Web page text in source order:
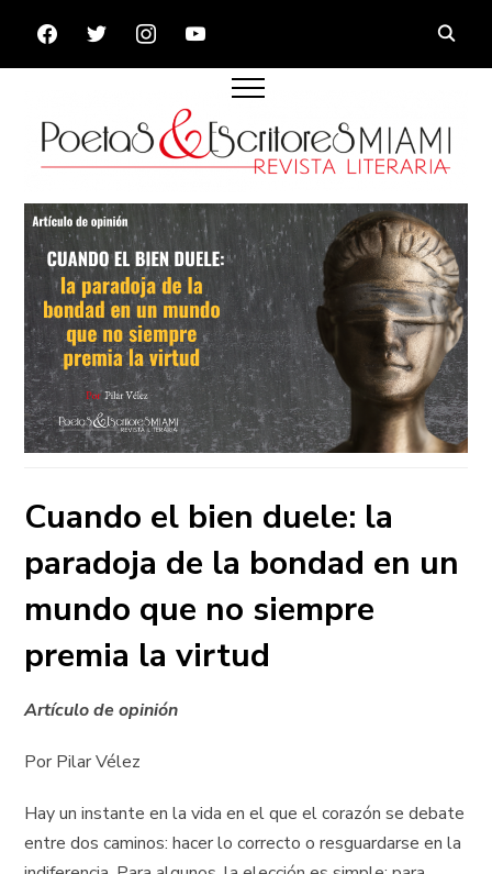
FACEBOOKTWITTERINSTAGRAMYOUTUBE
Cuando el bien duele: la
paradoja de la bondad en un
mundo que no siempre
premia la virtud
Artículo de opinión
Por Pilar Vélez
Hay un instante en la vida en el que el corazón se debate
entre dos caminos: hacer lo correcto o resguardarse en la